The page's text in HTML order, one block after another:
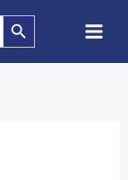
SEARCH BUTTON